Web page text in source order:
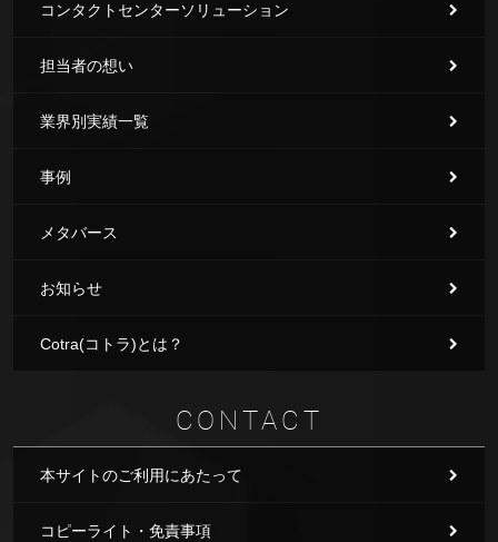
コンタクトセンターソリューション
担当者の想い
業界別実績一覧
事例
メタバース
お知らせ
Cotra(コトラ)とは？
CONTACT
本サイトのご利用にあたって
コピーライト・免責事項